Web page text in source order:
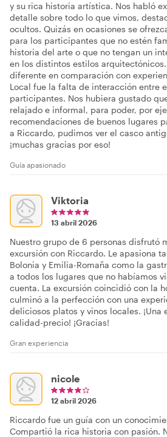
y su rica historia artística. Nos habló
detalle sobre todo lo que vimos,
ocultos. Quizás en ocasiones se
para los participantes que no estén
historia del arte o que no tengan un
en los distintos estilos
diferente en comparación con
Local fue la falta de interacción entre
participantes. Nos hubiera gustado
relajado e informal, para poder, por
recomendaciones de buenos lugares
a Riccardo, pudimos ver el casco
¡muchas gracias por eso!
Guía apasionado
Viktoria
13 abril 2026
Nuestro grupo de 6 personas disfrutó
excursión con Riccardo. Le apasiona
Bolonia y Emilia-Romaña como la
a todos los lugares que no habíamos
cuenta. La excursión coincidió con la
culminó a la perfección con una
deliciosos platos y vinos locales. ¡Una
calidad-precio! ¡Gracias!
Gran experiencia
nicole
12 abril 2026
Riccardo fue un guía con un
Compartió la rica historia con pasión.